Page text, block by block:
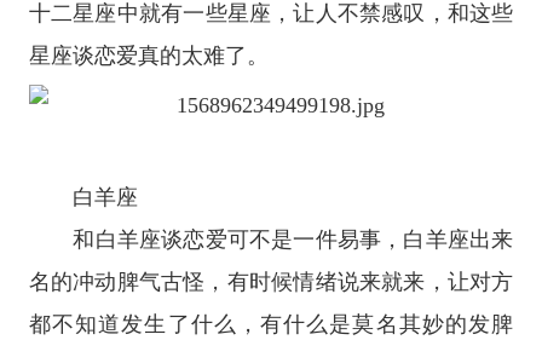
十二星座中就有一些星座 ，让人不禁感叹，和这些
星座谈恋爱真的太难了。
白羊座
和 白羊座谈恋爱可不是一件易事，白羊座出来
名的冲动脾气古怪，有时候情绪说来就来，让对方
都不知道发生了什么，有什么是莫名其妙的发脾